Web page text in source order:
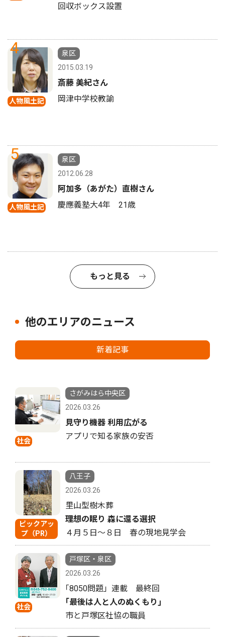
回収ボックス設置
4
人物風土記
泉区
2015.03.19
斎藤 美紀さん
岡津中学校教諭
5
人物風土記
泉区
2012.06.28
阿加多（あがた）直樹さん
慶應義塾大4年 21歳
もっと見る
他のエリアのニュース
新着記事
社会
さがみはら中央区
2026.03.26
見守り機器 利用広がる
アプリで知る家族の安否
ピックアッ
プ（PR）
八王子
2026.03.26
里山型樹木葬
理想の眠り 森に還る選択
４月５日〜８日 春の現地見学会
社会
戸塚区・泉区
2026.03.26
｢8050問題」連載 最終回
｢最後は人と人のぬくもり｣
市と戸塚区社協の職員